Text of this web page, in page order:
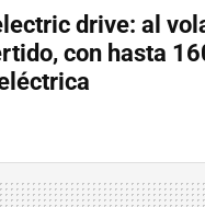
drive: al
con hasta